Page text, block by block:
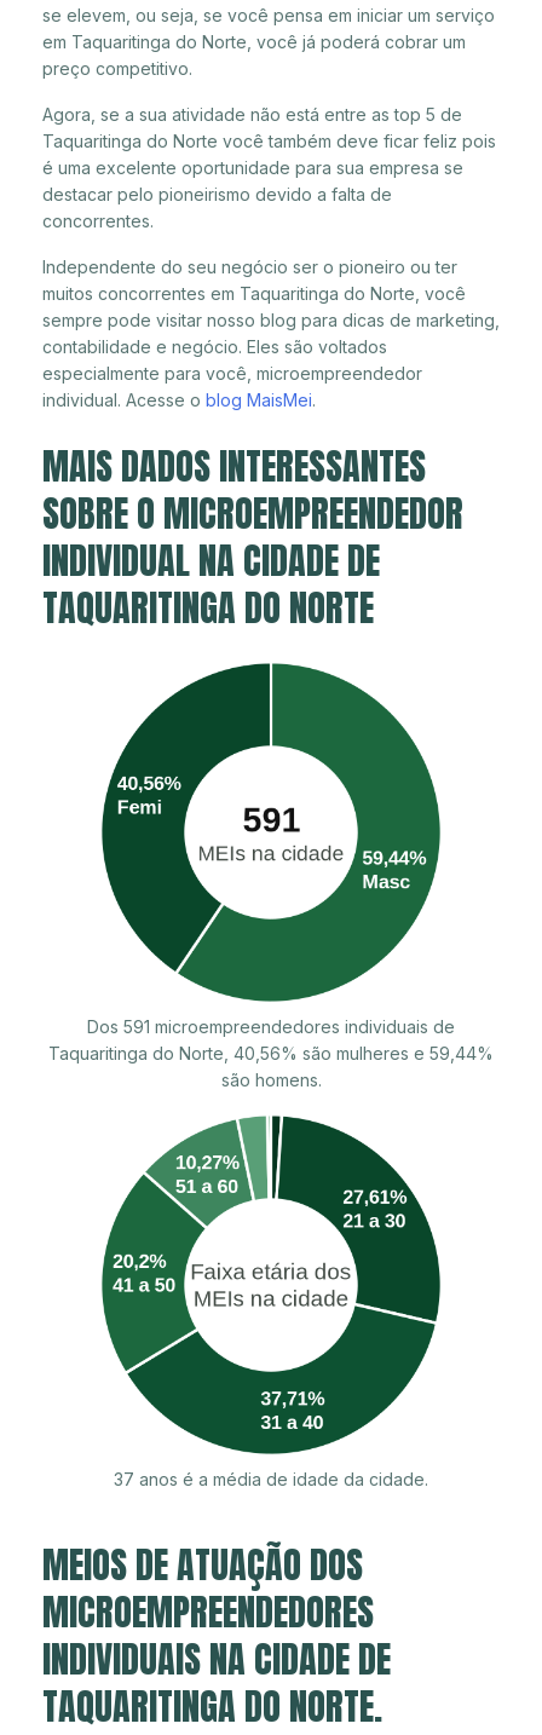
se elevem, ou seja, se você pensa em iniciar um serviço
em Taquaritinga do Norte, você já poderá cobrar um
preço competitivo.
Agora, se a sua atividade não está entre as top 5 de
Taquaritinga do Norte você também deve ficar feliz pois
é uma excelente oportunidade para sua empresa se
destacar pelo pioneirismo devido a falta de
concorrentes.
Independente do seu negócio ser o pioneiro ou ter
muitos concorrentes em Taquaritinga do Norte, você
sempre pode visitar nosso blog para dicas de marketing,
contabilidade e negócio. Eles são voltados
especialmente para você, microempreendedor
individual. Acesse o blog MaisMei.
MAIS DADOS INTERESSANTES
SOBRE O MICROEMPREENDEDOR
INDIVIDUAL NA CIDADE DE
TAQUARITINGA DO NORTE
Dos 591 microempreendedores individuais de
Taquaritinga do Norte, 40,56% são mulheres e 59,44%
são homens.
37 anos é a média de idade da cidade.
MEIOS DE ATUAÇÃO DOS
MICROEMPREENDEDORES
INDIVIDUAIS NA CIDADE DE
TAQUARITINGA DO NORTE.